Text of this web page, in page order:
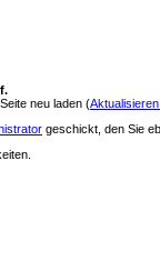
neu laden (
geschickt, den Sie